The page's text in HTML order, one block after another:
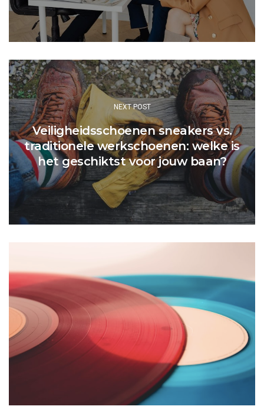
NEXT POST
Veiligheidsschoenen sneakers vs.
traditionele werkschoenen: welke is
het geschiktst voor jouw baan?